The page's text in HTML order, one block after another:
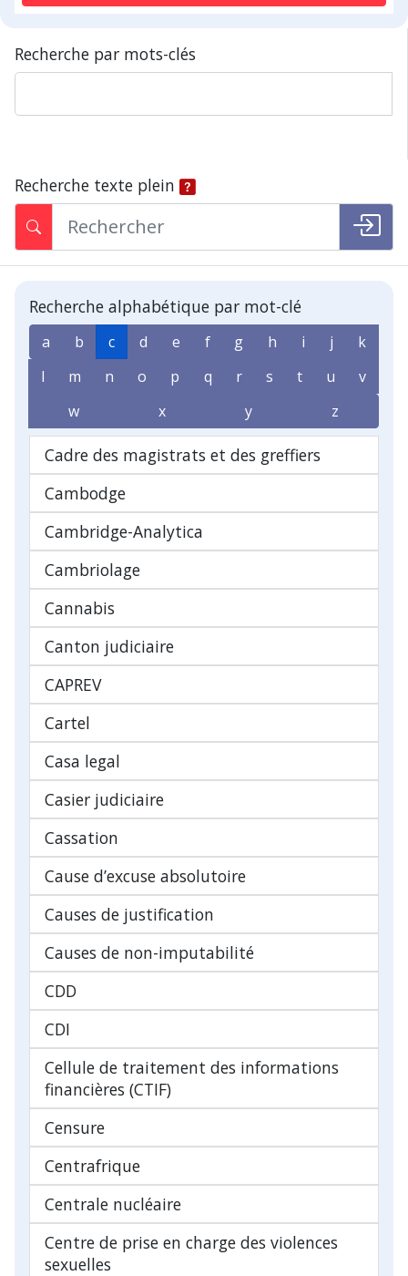
Recherche par mots-clés
Recherche texte plein
Recherche alphabétique par mot-clé
a b c d e f g h i j
k
l
m n o p q r s t u
v
w
x y z
Cadre des magistrats et des greffiers
Cambodge
Cambridge-Analytica
Cambriolage
Cannabis
Canton judiciaire
CAPREV
Cartel
Casa legal
Casier judiciaire
Cassation
Cause d’excuse absolutoire
Causes de justification
Causes de non-imputabilité
CDD
CDI
Cellule de traitement des informations
financières (CTIF)
Censure
Centrafrique
Centrale nucléaire
Centre de prise en charge des violences
sexuelles